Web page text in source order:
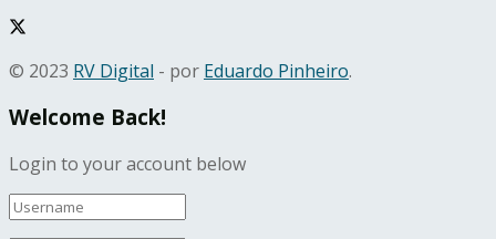
© 2023 RV Digital - por Eduardo Pinheiro.
Welcome Back!
Login to your account below